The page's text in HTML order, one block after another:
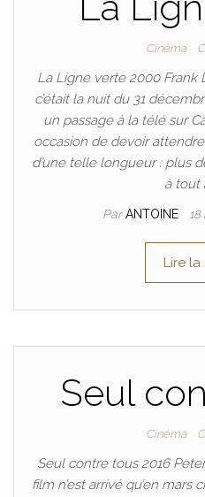
Cinéma
La Ligne verte 2000 Frank
c’était la nuit du 31
un passage à la télé sur
occasion de devoir
d’une telle longueur : plus
à tout
ParANTOINE 18
Lire la
Seul
Cinéma
Seul contre tous 2016
film n’est arrivé qu’en